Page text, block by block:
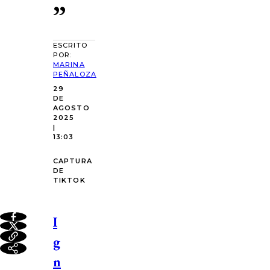
”
ESCRITO
POR:
MARINA
PEÑALOZA
29
DE
AGOSTO
2025
|
13:03
CAPTURA
DE
TIKTOK
I
g
n